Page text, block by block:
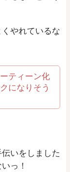
やれているな
ティーン化
になりそう
いをしました
っ！